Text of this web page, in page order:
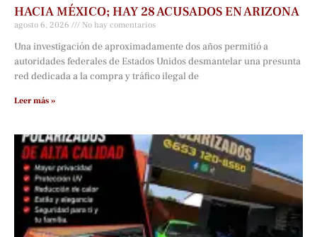
HACIA MÉXICO; HAY 28 ACUSADOS EN ARIZONA
agosto 6, 2026 No hay comentarios
Una investigación de aproximadamente dos años permitió a
autoridades federales de Estados Unidos desmantelar una presunta
red dedicada a la compra y tráfico ilegal de
Leer más »